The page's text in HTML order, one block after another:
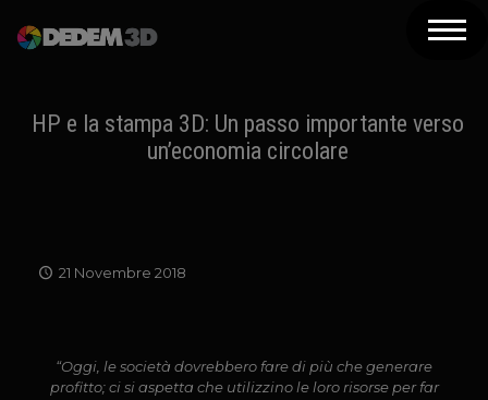
Prodotti
Soluzioni 3D
Contatti
HP e la stampa 3D: Un passo importante verso
un’economia circolare
21 Novembre 2018
“Oggi, le società dovrebbero fare di più che generare
profitto; ci si aspetta che utilizzino le loro risorse per far